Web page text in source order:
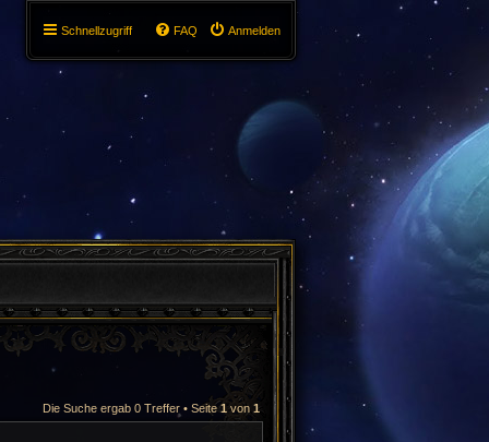
Schnellzugriff Anmelden
FAQ
Die Suche ergab 0 Treffer • Seite1 von 1